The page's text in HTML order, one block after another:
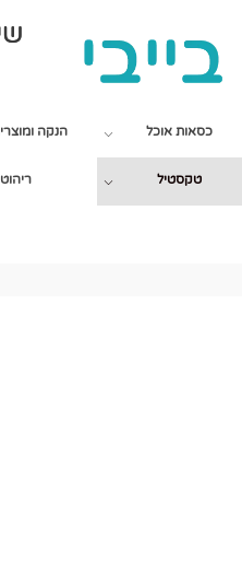
כסאות אוכל הנקה
טקסטיל ריהוט